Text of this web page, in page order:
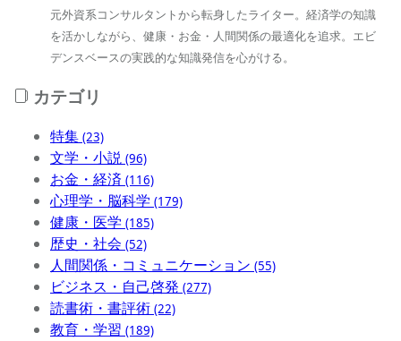
元外資系コンサルタントから転身したライター。経済学の知識
を活かしながら、健康・お金・人間関係の最適化を追求。エビ
デンスベースの実践的な知識発信を心がける。
カテゴリ
特集 (23)
文学・小説 (96)
お金・経済 (116)
心理学・脳科学 (179)
健康・医学 (185)
歴史・社会 (52)
人間関係・コミュニケーション (55)
ビジネス・自己啓発 (277)
読書術・書評術 (22)
教育・学習 (189)